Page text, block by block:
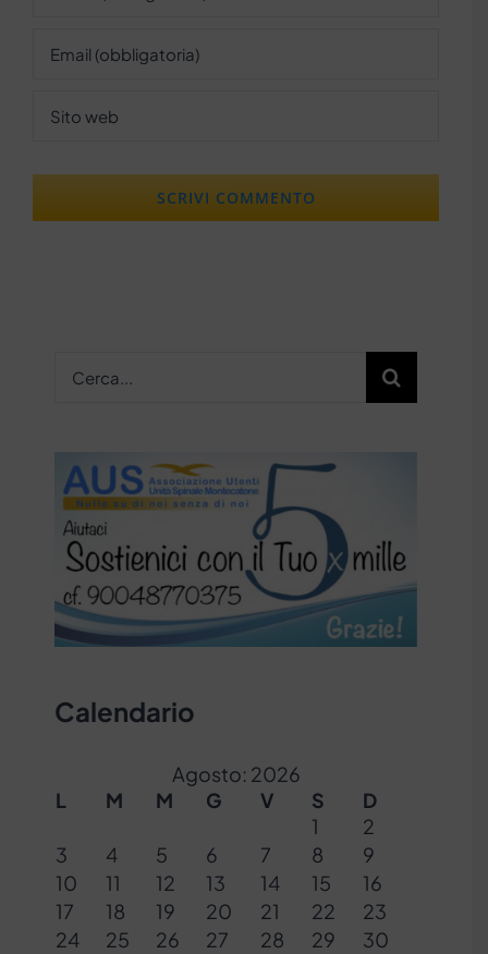
per:
Calendario
Agosto: 2026
L
M M G V S
D
1
2
3
4 5 6 7 8
9
10
11 12 13 14 15
16
17
18 19 20 21 22
23
24
25 26 27 28 29
30